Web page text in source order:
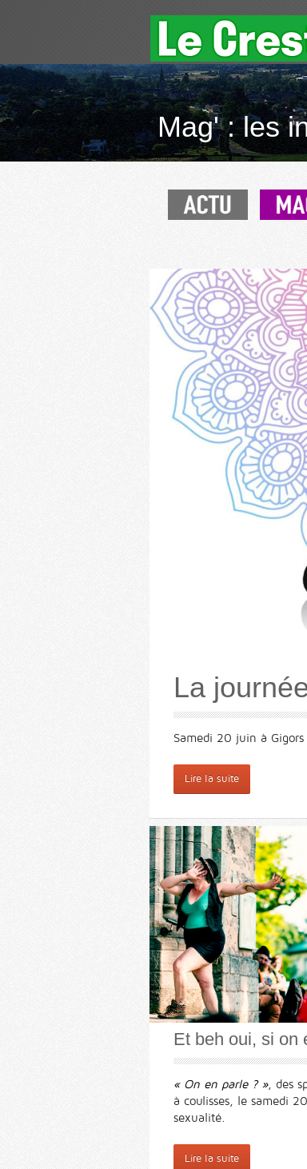
Mag' : les
La
Samedi 20 juin à Gigors
Lire la suite
Et beh oui, si on
« On en parle ? », des
à coulisses, le samedi
sexualité.
Lire la suite